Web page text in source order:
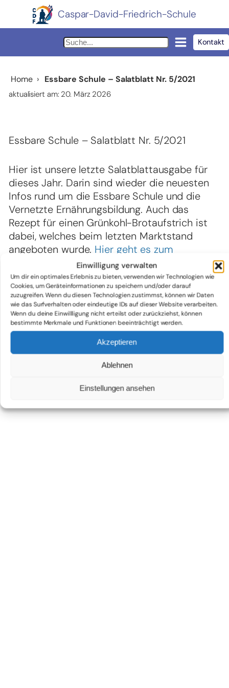
Einwilligung verwalten
Um dir ein optimales Erlebnis zu bieten, verwenden wir Technologien wie
Cookies, um Geräteinformationen zu speichern und/oder darauf
zuzugreifen. Wenn du diesen Technologien zustimmst, können wir Daten
wie das Surfverhalten oder eindeutige IDs auf dieser Website verarbeiten.
Wenn du deine Einwillligung nicht erteilst oder zurückziehst, können
bestimmte Merkmale und Funktionen beeinträchtigt werden.
Akzeptieren
Ablehnen
Einstellungen ansehen
Caspar-David-Friedrich-Schule
Kontakt
Home › Essbare Schule – Salatblatt Nr. 5/2021
aktualisiert am: 20. März 2026
Essbare Schule – Salatblatt Nr. 5/2021
Hier ist unsere letzte Salatblattausgabe für
dieses Jahr. Darin sind wieder die neuesten
Infos rund um die Essbare Schule und die
Vernetzte Ernährungsbildung. Auch das
Rezept für einen Grünkohl-Brotaufstrich ist
dabei, welches beim letzten Marktstand
angeboten wurde. Hier geht es zum
Salatblatt Nr. 5/2021. Viel Spaß bei der
Lektüre!